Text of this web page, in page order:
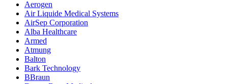
Aerogen
Air Liquide Medical Systems
AirSep Corporation
Alba Healthcare
Armed
Atmung
Balton
Bark Technology
BBraun